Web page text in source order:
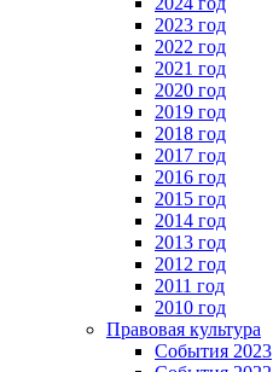
2023 год
2022 год
2021 год
2020 год
2019 год
2018 год
2017 год
2016 год
2015 год
2014 год
2013 год
2012 год
2011 год
2010 год
Правовая культура
События 2023